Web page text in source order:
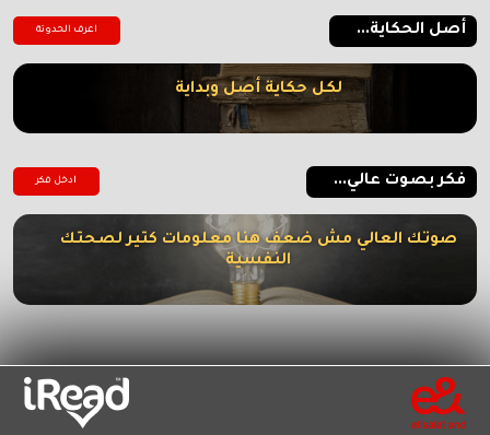
أصل الحكاية... اعرف الحدوتة
لكل حكاية أصل وبداية
فكر بصوت عالي... ادخل فكر
صوتك العالي مش ضعف هنا معلومات كتير لصحتك
النفسية